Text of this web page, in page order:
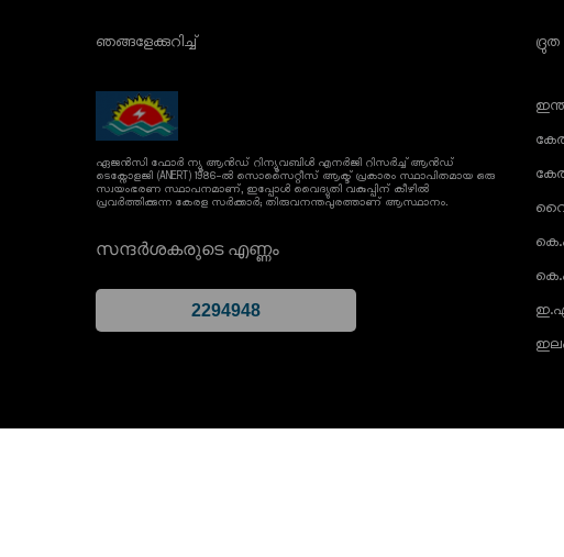
ഞങ്ങളേക്കുറിച്ച്
ഏജൻസി ഫോർ ന്യൂ ആൻഡ് റിന്യൂവബിൾ എനർജി റിസർച്ച് ആൻഡ്
ടെക്നോളജി (ANERT) 1986-ൽ സൊസൈറ്റീസ് ആക്ട് പ്രകാരം സ്ഥാപിതമായ ഒരു
സ്വയംഭരണ സ്ഥാപനമാണ്, ഇപ്പോൾ വൈദ്യുതി വകുപ്പിന് കീഴിൽ
പ്രവർത്തിക്കുന്ന കേരള സർക്കാർ; തിരുവനന്തപുരത്താണ് ആസ്ഥാനം.
സന്ദർശകരുടെ എണ്ണം